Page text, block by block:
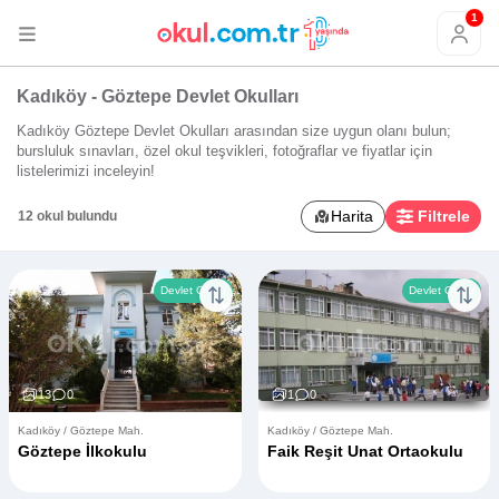
1
Kadıköy - Göztepe Devlet Okulları
Kadıköy Göztepe Devlet Okulları arasından size uygun olanı bulun;
bursluluk sınavları, özel okul teşvikleri, fotoğraflar ve fiyatlar için
listelerimizi inceleyin!
12 okul bulundu Harita Filtrele
13 0
Devlet Okulu
Kadıköy / Göztepe Mah.
Göztepe İlkokulu
1 0
Devlet Okulu
Kadıköy / Göztepe Mah.
Faik Reşit Unat Ortaokulu